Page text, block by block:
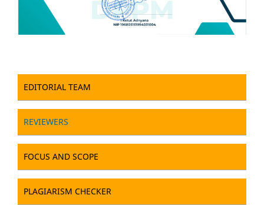
EDITORIAL TEAM
REVIEWERS
FOCUS AND SCOPE
PLAGIARISM CHECKER